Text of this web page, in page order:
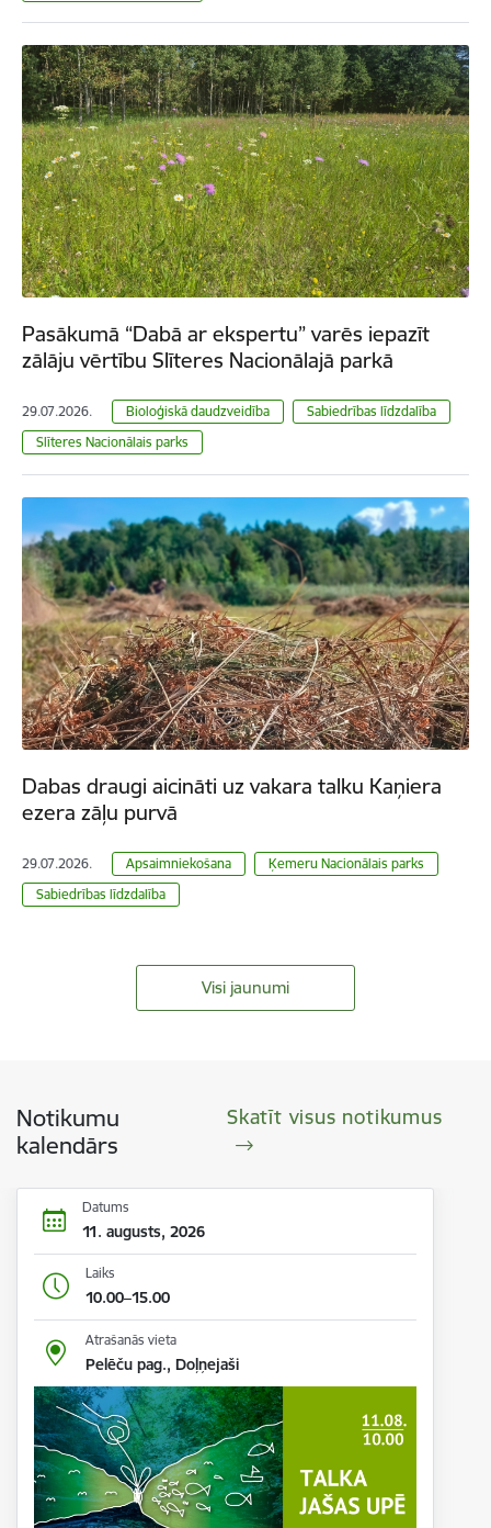
Pasākumā “Dabā ar ekspertu” varēs iepazīt
zālāju vērtību Slīteres Nacionālajā parkā
29.07.2026. Bioloģiskā daudzveidība
Sabiedrības līdzdalība
Slīteres Nacionālais parks
Dabas draugi aicināti uz vakara talku Kaņiera
ezera zāļu purvā
29.07.2026. Apsaimniekošana
Ķemeru Nacionālais parks
Sabiedrības līdzdalība
Visi jaunumi
Notikumu
kalendārs
Skatīt visus notikumus
Datums
11. augusts, 2026
Laiks
10.00–15.00
Atrašanās vieta
Pelēču pag., Doļņejaši